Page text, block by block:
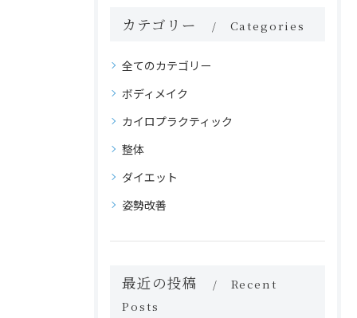
カテゴリー Categories
全てのカテゴリー
ボディメイク
カイロプラクティック
整体
ダイエット
姿勢改善
最近の投稿
Recent
Posts